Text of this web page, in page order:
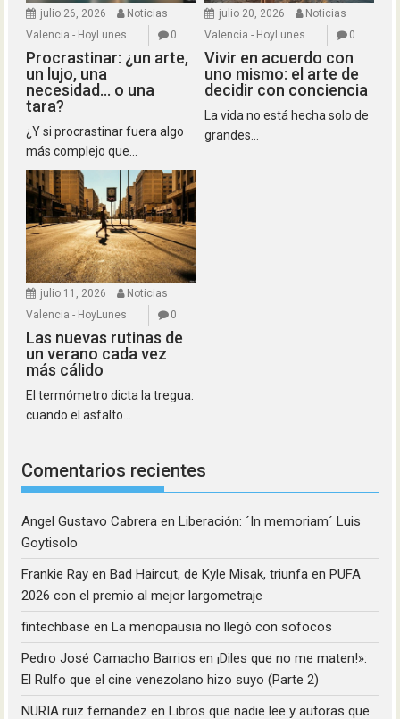
julio 26, 2026
Noticias
Valencia - HoyLunes
0
Procrastinar: ¿un arte,
un lujo, una
necesidad… o una
tara?
¿Y si procrastinar fuera algo
más complejo que...
julio 20, 2026
Noticias
Valencia - HoyLunes
0
Vivir en acuerdo con
uno mismo: el arte de
decidir con conciencia
La vida no está hecha solo de
grandes...
julio 11, 2026
Noticias
Valencia - HoyLunes
0
Las nuevas rutinas de
un verano cada vez
más cálido
El termómetro dicta la tregua:
cuando el asfalto...
Comentarios recientes
Angel Gustavo Cabrera enLiberación: ´In memoriam´ Luis
Goytisolo
Frankie Ray enBad Haircut, de Kyle Misak, triunfa en PUFA
2026 con el premio al mejor largometraje
fintechbase enLa menopausia no llegó con sofocos
Pedro José Camacho Barrios en¡Diles que no me maten!»:
El Rulfo que el cine venezolano hizo suyo (Parte 2)
NURIA ruiz fernandez enLibros que nadie lee y autoras que